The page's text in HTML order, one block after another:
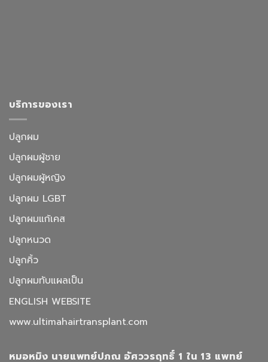
บริการของเรา
ปลูกผม
ปลูกผมผู้ชาย
ปลูกผมผู้หญิง
ปลูกผม LGBT
ปลูกผมแก้เคส
ปลูกหนวด
ปลูกคิ้ว
ปลูกผมทับแผลเป็น
ENGLISH WEBSITE
www.ultimahairtransplant.com
หมอหมิง นายแพทย์ปภณ อัศววรฤทธิ์ 1 ใน 13 แพทย์